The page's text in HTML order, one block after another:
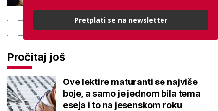
Pročitaj još
Ove lektire maturanti se najviše
boje, a samo je jednom bila tema
eseja i to na jesenskom roku
Pretplati se na newsletter